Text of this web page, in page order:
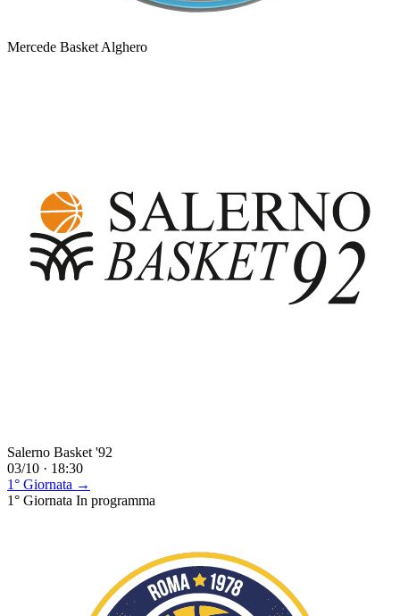
Mercede Basket Alghero
Salerno Basket '92
03/10 · 18:30
1° Giornata →
1° Giornata In programma